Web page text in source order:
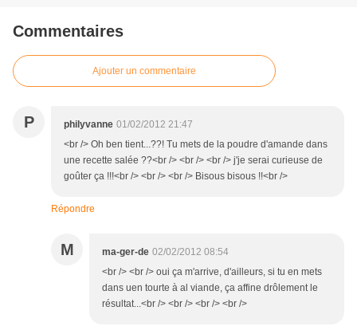
Commentaires
Ajouter un commentaire
P philyvanne 01/02/2012 21:47
<br /> Oh ben tient...??! Tu mets de la poudre d'amande dans
une recette salée ??<br /> <br /> <br /> j'je serai curieuse de
goûter ça !!!<br /> <br /> <br /> Bisous bisous !!<br />
Répondre
M ma-ger-de 02/02/2012 08:54
<br /> <br /> oui ça m'arrive, d'ailleurs, si tu en mets
dans uen tourte à al viande, ça affine drôlement le
résultat...<br /> <br /> <br /> <br />